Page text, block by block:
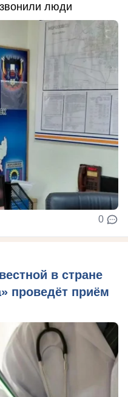
люди
0
в стране
проведёт приём